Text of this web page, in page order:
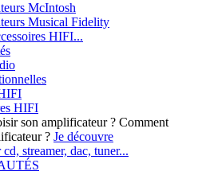
McIntosh
Musical Fidelity
HIFI...
HIFI
Comment
? Je découvre
streamer, dac, tuner...